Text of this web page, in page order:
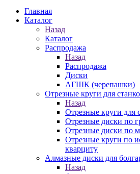
Главная
Каталог
Назад
Каталог
Распродажа
Назад
Распродажа
Диски
АГШК (черепашки)
Отрезные круги для
Назад
Отрезные круги для
Отрезные диски по
Отрезные диски по
Отрезные круги по
кварциту
Алмазные диски для
Назад